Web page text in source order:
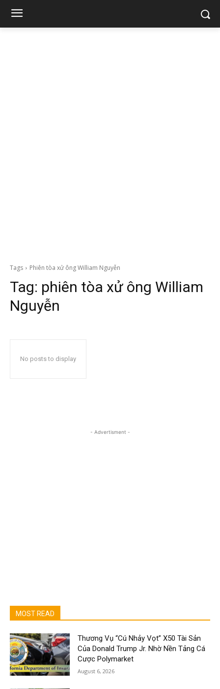
Tags Phiên tòa xử ông William Nguyễn
Tag: phiên tòa xử ông William
Nguyễn
No posts to display
- Advertisment -
MOST READ
Thương Vụ “Cú Nhảy Vọt” X50 Tài Sản
Của Donald Trump Jr. Nhờ Nền Tảng Cá
Cược Polymarket
August 6, 2026